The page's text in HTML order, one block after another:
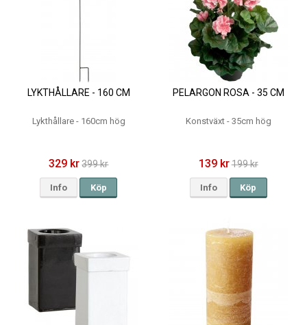
LYKTHÅLLARE - 160 CM
Lykthållare - 160cm hög
329 kr 399 kr
Info Köp
PELARGON ROSA - 35 CM
Konstväxt - 35cm hög
139 kr199 kr
Info Köp